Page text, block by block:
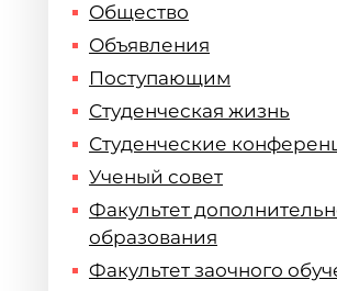
Общество
Объявления
Поступающим
Студенческая жизнь
Студенческие
Ученый совет
Факультет
образования
Факультет заочного